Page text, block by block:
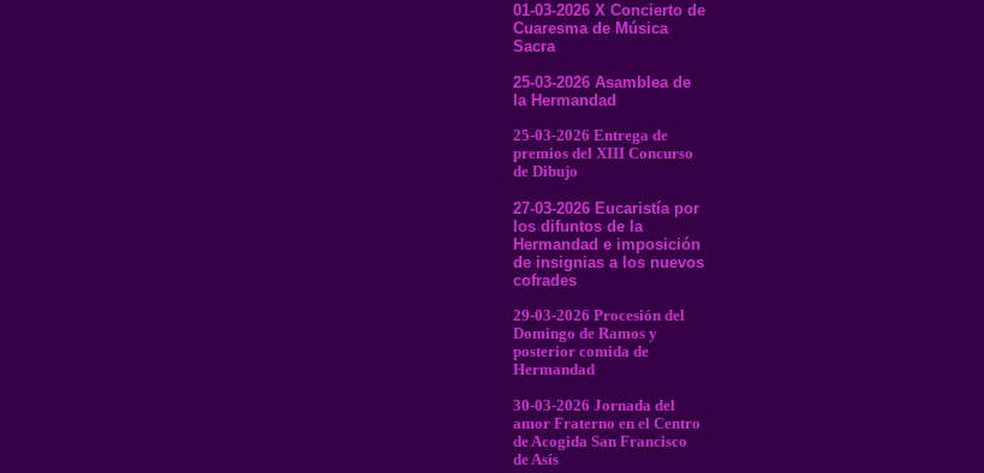
01-03-2026 X Concierto de
Cuaresma de Música
Sacra
25-03-2026 Asamblea de
la Hermandad
25-03-2026 Entrega de
premios del XIII Concurso
de Dibujo
27-03-2026 Eucaristía por
los difuntos de la
Hermandad e imposición
de insignias a los nuevos
cofrades
29-03-2026 Procesión del
Domingo de Ramos y
posterior comida de
Hermandad
30-03-2026 Jornada del
amor Fraterno en el Centro
de Acogida San Francisco
de Asís